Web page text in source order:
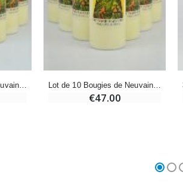
€23.00
Lot de 20 Bougies de Neuvaine Sainte Marie-Madeleine Lot de 10 Bougies de Neuvaine Sainte Marie-Madeleine
€47.00